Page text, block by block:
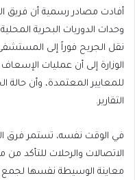
أفادت مصادر رسمية أن فريق
وحدات الدوريات البحرية
نقل الجريح فوراً إلى
الوزارة إلى أن عمليات الإسعاف
للمعايير المعتمدة، وأن
التقارير.
في الوقت نفسه، تستمر فرق
الاتصالات والرحلات للتأكد
معاينة الوسيطة نفسها